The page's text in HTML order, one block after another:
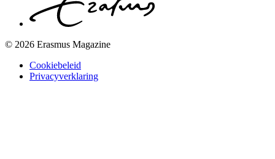
© 2026 Erasmus Magazine
Cookiebeleid
Privacyverklaring